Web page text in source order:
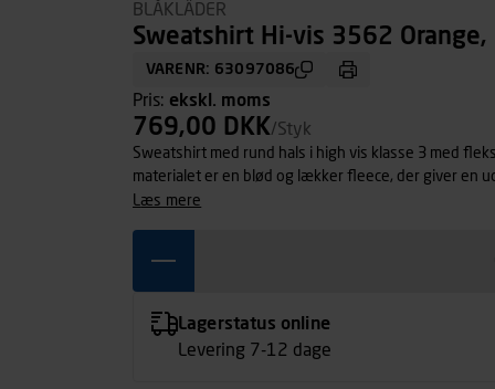
BLÅKLÄDER
Sweatshirt Hi-vis 3562 Orange,
VARENR: 63097086
Pris: ekskl. moms
769,00 DKK/Styk
Sweatshirt med rund hals i high vis klasse 3 med
materialet er en blød og lækker fleece, der giver en
ribkant og kan industrivaskes. Certificeret i henhold
læs mere
Lagerstatus online
Levering 7-12 dage